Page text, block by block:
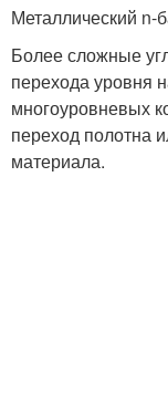
Металлический n-
Более сложные
перехода уровня
многоуровневых
переход полотна
материала.